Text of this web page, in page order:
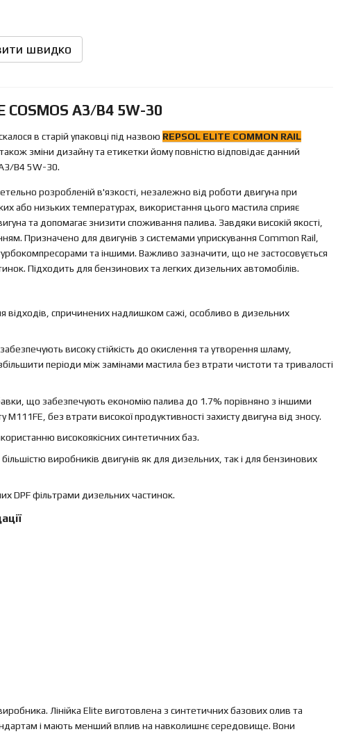
швидко
A3/B4 5W-30
в старій упаковці під назвою REPSOL ELITE COMMON RAIL
також зміни дизайну та етикетки йому повністю відповідає данний
B4 5W-30.
розробленій в'язкості, незалежно від роботи двигуна при
або низьких температурах, використання цього мастила сприяє
та допомагає знизити споживання палива. Завдяки високій якості,
Призначено для двигунів з системами уприскування Common Rail,
та іншими. Важливо зазначити, що не застосовується
Підходить для бензинових та легких дизельних автомобілів.
відходів, спричинених надлишком сажі, особливо в дизельних
високу стійкість до окислення та утворення шламу,
періоди між замінами мастила без втрати чистоти та тривалості
що забезпечують економію палива до 1.7% порівняно з іншими
без втрати високої продуктивності захисту двигуна від зносу.
високоякісних синтетичних баз.
виробників двигунів як для дизельних, так і для бензинових
DPF фільтрами дизельних частинок.
Лінійка Elite виготовлена з синтетичних базових олив та
і мають менший вплив на навколишнє середовище. Вони